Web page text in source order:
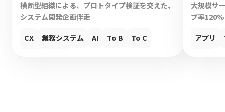
横断型組織による、プロトタイプ検証を交えた、
システム開発企画伴走
CX 業務システム AI To B
To C
大規模サ
ブ率
アプリ